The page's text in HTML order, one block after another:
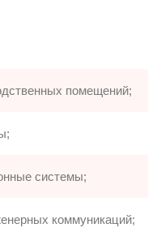
помещений;
системы;
коммуникаций;